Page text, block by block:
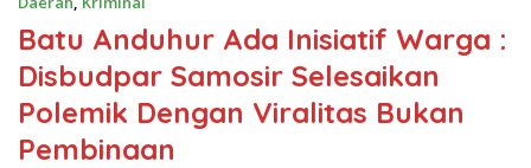
Batu Anduhur Ada Inisiatif Warga :
Disbudpar Samosir Selesaikan
Polemik Dengan Viralitas Bukan
Pembinaan